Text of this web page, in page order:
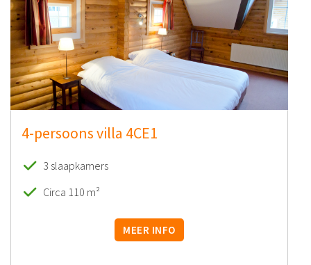
4-persoons villa 4CE1
3 slaapkamers
Circa 110 m²
MEER INFO